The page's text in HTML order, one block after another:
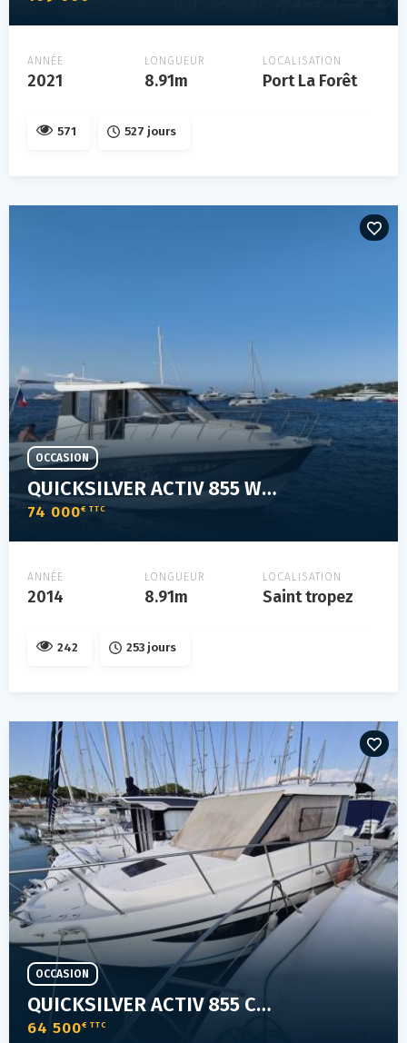
ANNÉE
2021
LONGUEUR
8.91m
LOCALISATION
Port La Forêt
571 527 jours
QUICKSILVER ACTIV 855 WEEKEND
74 000€ TTC
OCCASION
ANNÉE
2014
LONGUEUR
8.91m
LOCALISATION
Saint tropez
242 253 jours
QUICKSILVER ACTIV 855 CRUISER
64 500€ TTC
OCCASION